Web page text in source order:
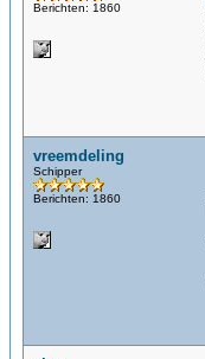
Berichten: 1860
vreemdeling
Schipper
Berichten: 1860